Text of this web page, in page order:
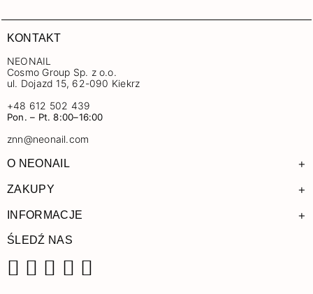
KONTAKT
NEONAIL
Cosmo Group Sp. z o.o.
ul. Dojazd 15, 62-090 Kiekrz
+48 612 502 439
Pon. – Pt. 8:00–16:00
znn@neonail.com
O NEONAIL +
ZAKUPY +
INFORMACJE +
ŚLEDŹ NAS